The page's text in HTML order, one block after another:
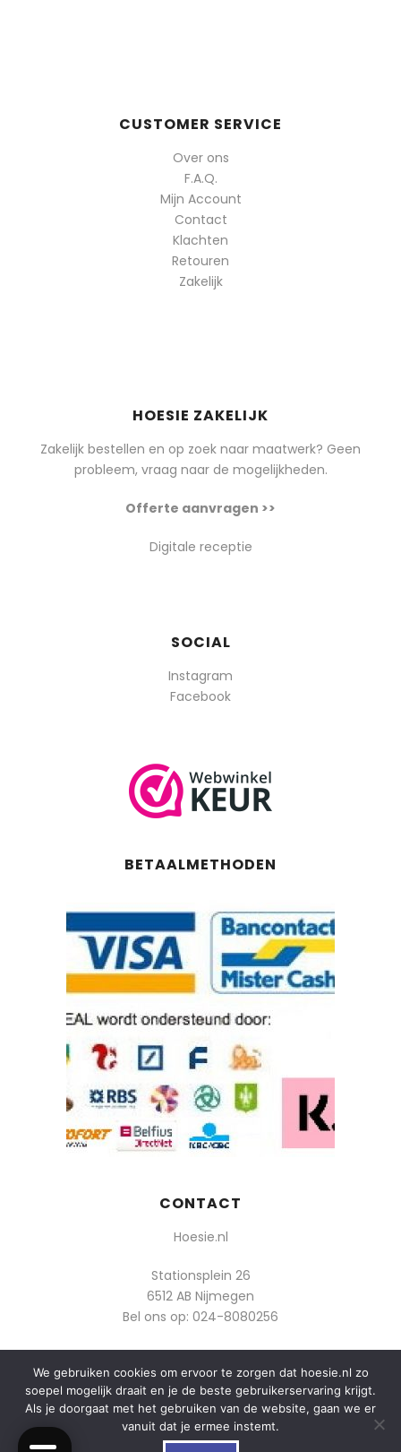
CUSTOMER SERVICE
Over ons
F.A.Q.
Mijn Account
Contact
Klachten
Retouren
Zakelijk
HOESIE ZAKELIJK
Zakelijk bestellen en op zoek naar maatwerk? Geen
probleem, vraag naar de mogelijkheden.
Offerte aanvragen >>
Digitale receptie
SOCIAL
Instagram
Facebook
BETAALMETHODEN
CONTACT
Hoesie.nl
Stationsplein 26
6512 AB Nijmegen
Bel ons op: 024-8080256
Of mail: info@hoesie.nl
© 2014-2025 Boozt - Hoesie.nl. All rights reserved.
We gebruiken cookies om ervoor te zorgen dat hoesie.nl zo
soepel mogelijk draait en je de beste gebruikerservaring krijgt.
Als je doorgaat met het gebruiken van de website, gaan we er
vanuit dat je ermee instemt.